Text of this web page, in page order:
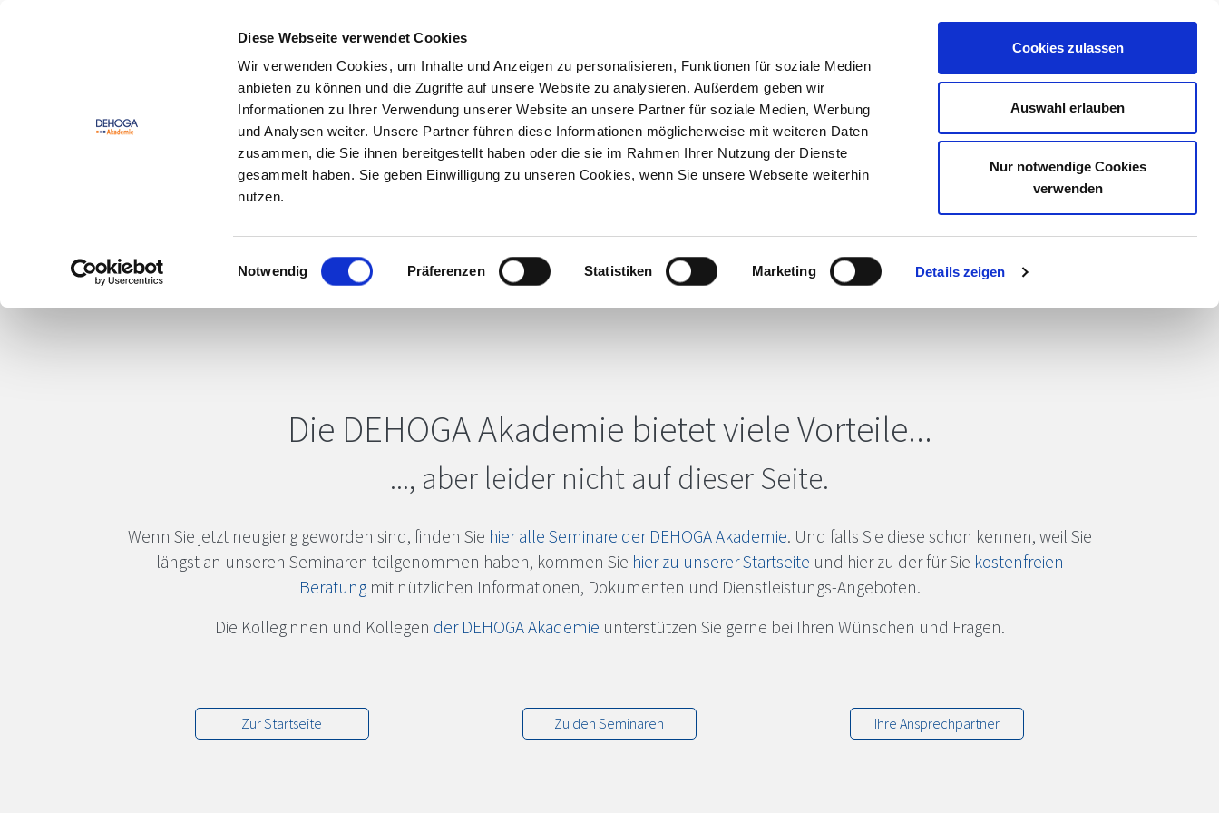
Diese Webseite verwendet Cookies
Wir verwenden Cookies, um Inhalte und Anzeigen zu personalisieren, Funktionen für soziale Medien
anbieten zu können und die Zugriffe auf unsere Website zu analysieren. Außerdem geben wir
Informationen zu Ihrer Verwendung unserer Website an unsere Partner für soziale Medien, Werbung
und Analysen weiter. Unsere Partner führen diese Informationen möglicherweise mit weiteren Daten
zusammen, die Sie ihnen bereitgestellt haben oder die sie im Rahmen Ihrer Nutzung der Dienste
gesammelt haben. Sie geben Einwilligung zu unseren Cookies, wenn Sie unsere Webseite weiterhin
nutzen.
Einwilligungsauswahl
Notwendig Präferenzen Statistiken Marketing Details zeigen
Cookies zulassen
Auswahl erlauben
Nur notwendige Cookies
verwenden
DEHOGA
Lernwelt
Offene
Seminare
Inhouse-
Trainings
Ausbildungs-
begleitung
Kostenfreie
Beratung
Die DEHOGAAkademie bietet viele Vorteile...
..., aber leider nicht auf dieser Seite.
Wenn Sie jetzt neugierig geworden sind, finden Sie hier alle Seminare der DEHOGAAkademie. Und falls Sie diese schon kennen, weil Sie
längst an unseren Seminaren teilgenommen haben, kommen Sie hier zu unserer Startseite und hier zu der für Sie kostenfreien
Beratungmit nützlichen Informationen, Dokumenten und Dienstleistungs-Angeboten.
Die Kolleginnen und Kollegen der DEHOGAAkademie unterstützen Sie gerne bei Ihren Wünschen und Fragen.
Zur Startseite Zu den Seminaren Ihre Ansprechpartner